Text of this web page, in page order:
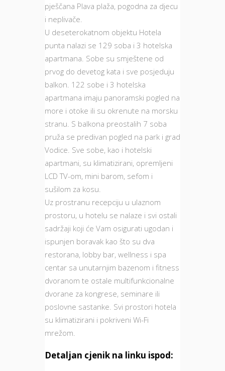
pješčana Plava plaža, pogodna za djecu
i neplivače.
U deseterokatnom objektu Hotela
punta nalazi se 129 soba i 3 hotelska
apartmana. Sobe su smještene od
prvog do devetog kata i sve posjeduju
balkon. 122 sobe i 3 hotelska
apartmana imaju panoramski pogled na
more i otoke ili su okrenute na morsku
stranu. S balkona preostalih 7 soba
pruža se predivan pogled na park i grad
Vodice. Sve sobe, kao i hotelski
apartmani, su klimatizirani, opremljeni
LCD TV-om, mini barom, sefom i
sušilom za kosu.
Uz prostranu recepciju u ulaznom
prostoru, u hotelu se nalaze i svi ostali
sadržaji koji će Vam osigurati ugodan i
ispunjen boravak kao što su dva
restorana, lobby bar, wellness i spa
centar sa unutarnjim bazenom i fitness
dvoranom te ostale multifunkcionalne
dvorane za kongrese, seminare ili
poslovne sastanke. Svi prostori hotela
su klimatizirani i pokriveni Wi-Fi
mrežom.
Detaljan cjenik na linku ispod: